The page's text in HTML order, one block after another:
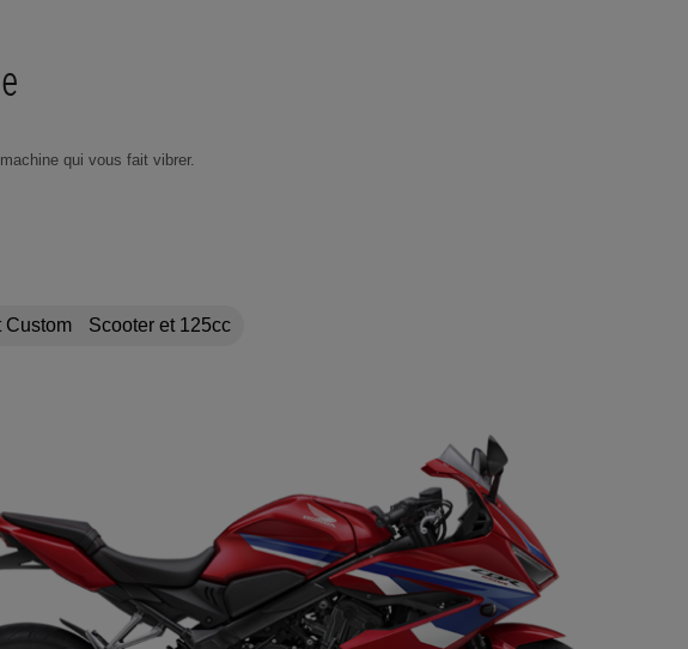
qui vous fait vibrer.
Custom Scooter et 125cc